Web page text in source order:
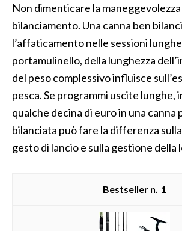
Non dimenticare la maneggevolezza
bilanciamento. Una canna ben
l’affaticamento nelle sessioni
portamulinello, della lunghezza
del peso complessivo influisce
pesca. Se programmi uscite lunghe,
qualche decina di euro in una canna
bilanciata può fare la differenza
gesto di lancio e sulla gestione della
1